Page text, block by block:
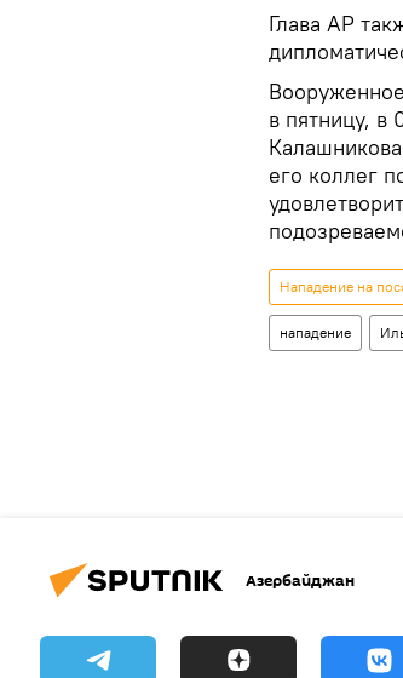
Глава АР
в пятницу, в
его коллег
Нападение на
нападение
Азербайджан